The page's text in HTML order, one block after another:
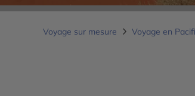
Voyage sur mesure Voyage en